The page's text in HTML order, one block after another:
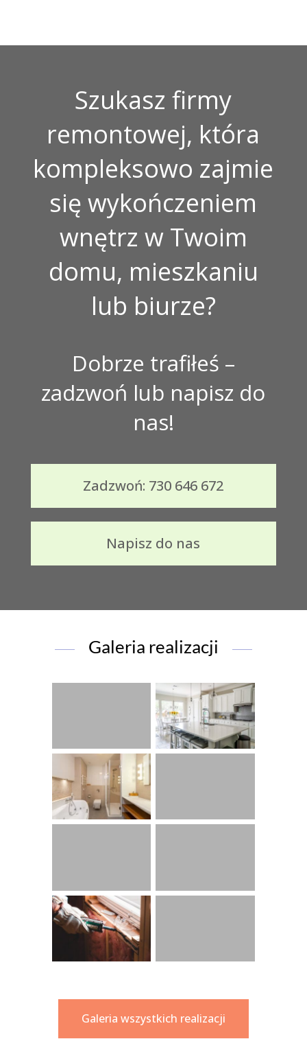
Szukasz firmy
remontowej, która
kompleksowo zajmie
się wykończeniem
wnętrz w Twoim
domu, mieszkaniu
lub biurze?
Dobrze trafiłeś –
zadzwoń lub napisz do
nas!
Zadzwoń: 730 646 672
Napisz do nas
Galeria realizacji
Galeria wszystkich realizacji